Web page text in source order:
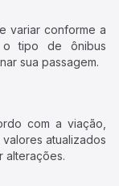
variar conforme a
tipo de ônibus
sua passagem.
com a viação,
atualizados
alterações.